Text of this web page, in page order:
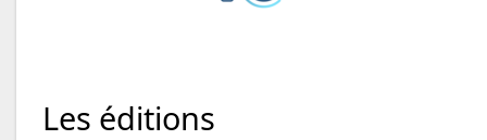
Les éditions